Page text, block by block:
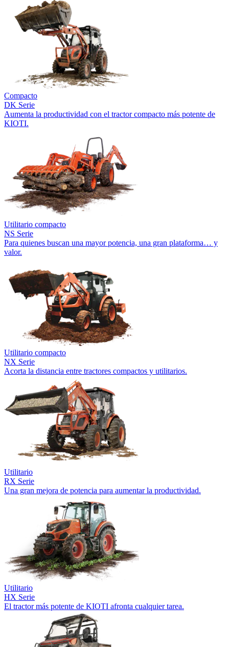
Compacto
DK Serie
Aumenta la productividad con el tractor compacto más potente de
KIOTI.
Utilitario compacto
NS Serie
Para quienes buscan una mayor potencia, una gran plataforma… y
valor.
Utilitario compacto
NX Serie
Acorta la distancia entre tractores compactos y utilitarios.
Utilitario
RX Serie
Una gran mejora de potencia para aumentar la productividad.
Utilitario
HX Serie
El tractor más potente de KIOTI afronta cualquier tarea.